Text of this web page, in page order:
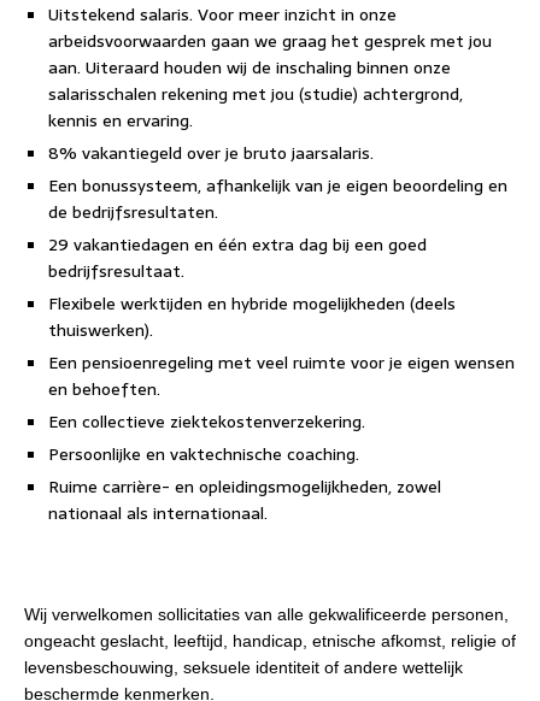
Uitstekend salaris. Voor meer inzicht in onze
arbeidsvoorwaarden gaan we graag het gesprek met jou
aan. Uiteraard houden wij de inschaling binnen onze
salarisschalen rekening met jou (studie) achtergrond,
kennis en ervaring.
8% vakantiegeld over je bruto jaarsalaris.
Een bonussysteem, afhankelijk van je eigen beoordeling en
de bedrijfsresultaten.
29 vakantiedagen en één extra dag bij een goed
bedrijfsresultaat.
Flexibele werktijden en hybride mogelijkheden (deels
thuiswerken).
Een pensioenregeling met veel ruimte voor je eigen wensen
en behoeften.
Een collectieve ziektekostenverzekering.
Persoonlijke en vaktechnische coaching.
Ruime carrière- en opleidingsmogelijkheden, zowel
nationaal als internationaal.
Wij verwelkomen sollicitaties van alle gekwalificeerde personen,
ongeacht geslacht, leeftijd, handicap, etnische afkomst, religie of
levensbeschouwing, seksuele identiteit of andere wettelijk
beschermde kenmerken.